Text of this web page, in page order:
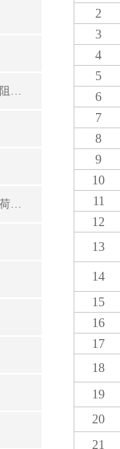
安全带阻燃性能测试仪（垂直阻燃仪）
安全带整体动态负荷、静态负荷测试仪
2
3
4
5
6
7
8
9
10
11
12
13
14
15
16
17
18
19
20
21